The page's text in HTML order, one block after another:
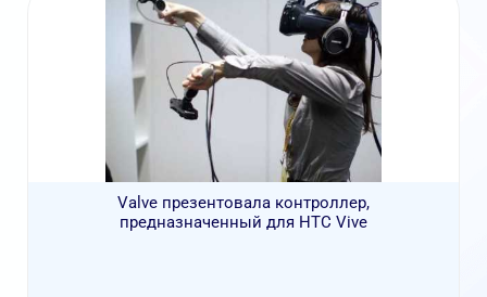
Valve презентовала контроллер,
предназначенный для HTC Vive